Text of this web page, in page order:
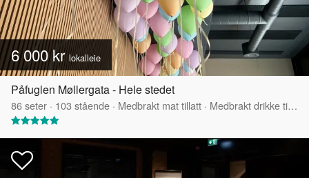
6 000 krlokalleie
Påfuglen Møllergata - Hele stedet
86seter · 103 stående · Medbrakt mat tillatt · Medbrakt drikke tillatt